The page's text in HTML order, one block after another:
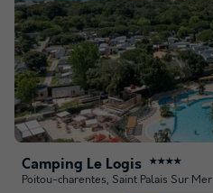
Camping Le Logis ★★★★
Poitou-charentes, Saint Palais Sur Mer